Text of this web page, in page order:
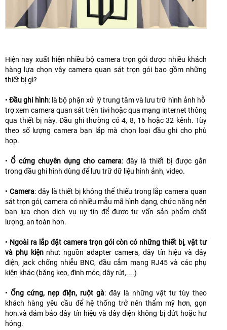
Hiện nay xuất hiện nhiều bộ camera trọn gói được nhiều khách
hàng lựa chọn vậy camera quan sát trọn gói bao gồm những
thiết bị gì?
• Đầu ghi hình: là bộ phận xử lý trung tâm và lưu trữ hình ảnh hỗ
trợ xem camera quan sát trên tivi hoặc qua mạng internet thông
qua thiết bị này. Đầu ghi thường có 4, 8, 16 hoặc 32 kênh. Tùy
theo số lượng camera bạn lắp mà chọn loại đầu ghi cho phù
hợp.
• Ổ cứng chuyên dụng cho camera: đây là thiết bị được gắn
trong đầu ghi hình dùng để lưu trữ dữ liệu hình ảnh, video.
• Camera: đây là thiết bị không thể thiếu trong lắp camera quan
sát trọn gói, camera có nhiều mẫu mã hình dạng, chức năng nên
bạn lựa chọn dịch vụ uy tín để được tư vấn sản phẩm chất
lượng, an toàn hơn.
• Ngoài ra lắp đặt camera trọn gói còn có những thiết bị, vật tư
và phụ kiệnnhư: nguồn adapter camera, dây tín hiệu và dây
điện, jack chống nhiễu BNC, đầu cắm mạng RJ45 và các phụ
kiện khác (băng keo, đinh móc, dây rút,....)
• Ống cứng, nẹp điện, ruột gà: đây là những vật tư tùy theo
khách hàng yêu cầu để hệ thống trở nên thẩm mỹ hơn, gọn
hơn.và đảm bảo dây tín hiệu và dây điện không bị đứt hoặc hư
hỏng.